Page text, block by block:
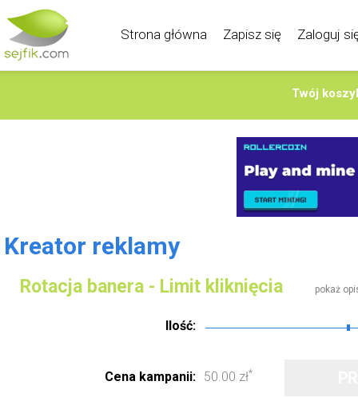
Strona główna Zapisz się Zaloguj
Twój
Kreator reklamy
Rotacja banera - Limit kliknięcia pokaż
Ilość:
Cena kampanii: 50.00 zł*